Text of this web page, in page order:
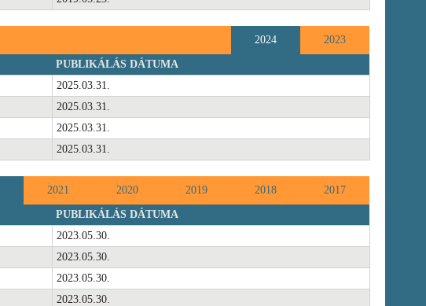
2024 2023
PUBLIKÁLÁS DÁTUMA
2025.03.31.
2025.03.31.
2025.03.31.
2025.03.31.
2021 2020 2019 2018 2017
PUBLIKÁLÁS DÁTUMA
2023.05.30.
2023.05.30.
2023.05.30.
2023.05.30.